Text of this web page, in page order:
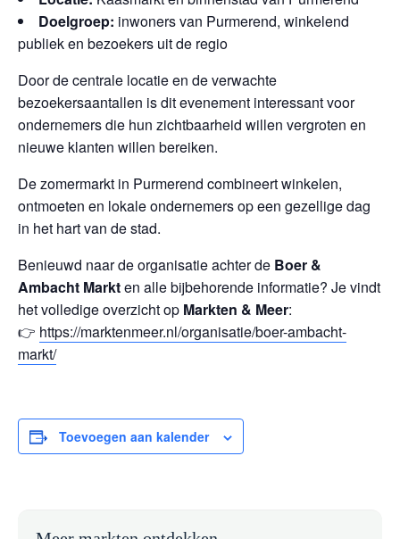
Doelgroep: inwoners van Purmerend, winkelend
publiek en bezoekers uit de regio
Door de centrale locatie en de verwachte
bezoekersaantallen is dit evenement interessant voor
ondernemers die hun zichtbaarheid willen vergroten en
nieuwe klanten willen bereiken.
De zomermarkt in Purmerend combineert winkelen,
ontmoeten en lokale ondernemers op een gezellige dag
in het hart van de stad.
Benieuwd naar de organisatie achter de Boer &
Ambacht Markten alle bijbehorende informatie? Je vindt
het volledige overzicht op Markten & Meer:
👉 https://marktenmeer.nl/organisatie/boer-ambacht-
markt/
Toevoegen aan kalender